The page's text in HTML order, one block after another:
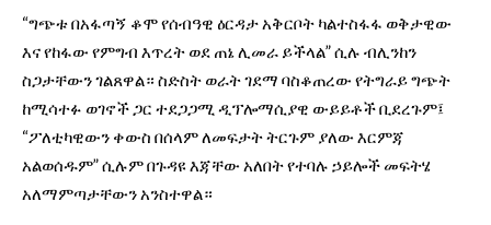
“ግጭቱ በአፋጣኝ ቆሞ የሰብዓዊ ዕርዳታ አቅርቦት ካልተስፋፋ ወቅታዊው
እና የከፋው የምግብ እጥረት ወደ ጠኔ ሊመራ ይችላል” ሲሉ ብሊንከን
ስጋታቸውን ገልጸዋል። ስድስት ወራት ገደማ ባስቆጠረው የትግራይ ግጭት
ከሚሳተፉ ወገኖች ጋር ተደጋጋሚ ዲፕሎማሲያዊ ውይይቶች ቢደረጉም፤
“ፖለቲካዊውን ቀውስ በሰላም ለመፍታት ትርጉም ያለው እርምጃ
አልወሰዱም” ሲሉም በጉዳዩ እጃቸው አለበት የተባሉ ኃይሎች መፍትሄ
አለማምጣታቸውን አንስተዋል።